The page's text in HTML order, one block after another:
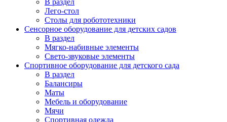
В раздел
Лего-стол
Столы для робототехники
Сенсорное оборудование для детских садов
В раздел
Мягко-набивные элементы
Свето-звуковые элементы
Спортивное оборудование для детского сада
В раздел
Балансиры
Маты
Мебель и оборудование
Мячи
Спортивная одежда